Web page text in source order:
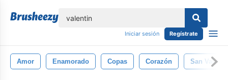
Iniciar sesión Regístrate
Amor Enamorado Copas Corazón San